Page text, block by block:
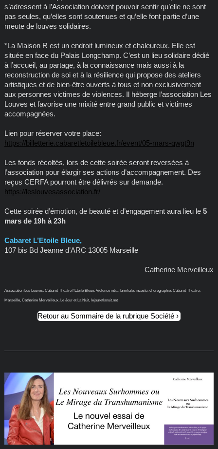
s’adressent à l’Association doivent pouvoir sentir qu’elle ne sont
pas seules, qu’elles sont soutenues et qu’elle font partie d’une
meute de louves solidaires.
*La Maison R est un endroit lumineux et chaleureux. Elle est
située en face du Palais Longchamp. C’est un lieu solidaire dédié
à l’accueil, au partage, à la connaissance mais aussi à la
reconstruction de soi et à la résilience qui propose des ateliers
artistiques et de bien-être ouverts à tous et non exclusivement
aux personnes victimes de violences. Il héberge l’association Les
Louves et favorise une mixité entre grand public et victimes
accompagnées.
Lien pour réserver votre place:
https://billetterie.cabaretletoilebleue.fr/event/05-mars-qwgt9n
Les fonds récoltés, lors de cette soirée seront reversées à
l’association pour élargir ses actions d’accompagnement. Des
reçus CERFA pourront être délivrés sur demande.
https://leslouvesassociation.fr/
Cette soirée d’émotion, de beauté et d’engagement aura lieu le 5
mars de 19h à 23h
Cabaret L’Etoile Bleue,
107 bis Bd Jeanne d’ARC 13005 Marseille
Catherine Merveilleux
Association Les Louves, Cabaret Théâtre l’Etoile Bleue, Violence intra-familiale, inceste, chorégraphie, Cabaret Théâtre,
Marseille, Catherine Merveilleux, Le Jour et La Nuit, lejouretlanuit.net
Retour au Sommaire de la rubrique Société